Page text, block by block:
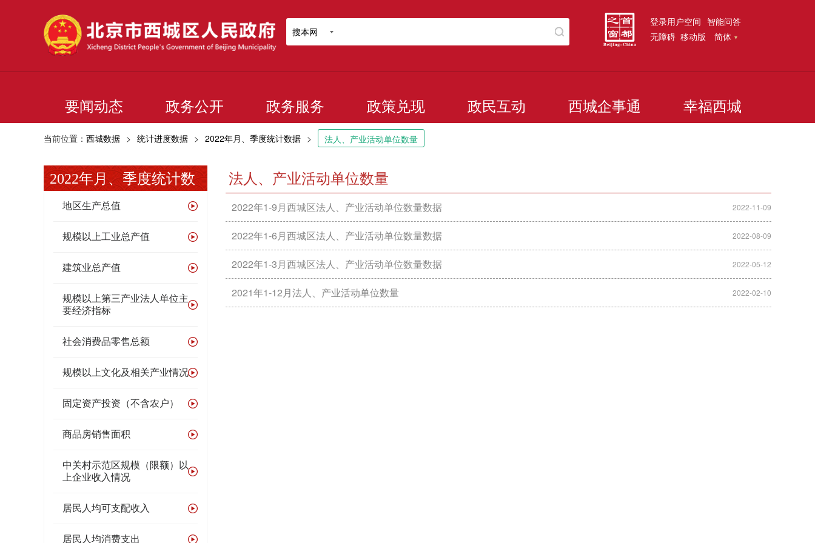
搜本网
登录用户空间 智能问答
无障碍 移动版 简体
要闻动态 政务公开 政务服务 政策兑现 政民互动 西城企事通 幸福西城
当前位置： 西城数据 > 统计进度数据 > 2022年月、季度统计数据 > 法人、产业活动单位数量
2022年月、季度统计数
据地区生产总值
规模以上工业总产值
建筑业总产值
规模以上第三产业法人单位主
要经济指标
社会消费品零售总额
规模以上文化及相关产业情况
固定资产投资（不含农户）
商品房销售面积
中关村示范区规模（限额）以
上企业收入情况
居民人均可支配收入
居民人均消费支出
法人、产业活动单位数量
2022年1-9月西城区法人、产业活动单位数量数据 2022-11-09
2022年1-6月西城区法人、产业活动单位数量数据 2022-08-09
2022年1-3月西城区法人、产业活动单位数量数据 2022-05-12
2021年1-12月法人、产业活动单位数量 2022-02-10